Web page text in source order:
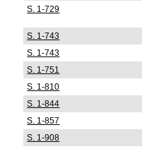
S. 1-729
S. 1-743
S. 1-743
S. 1-751
S. 1-810
S. 1-844
S. 1-857
S. 1-908